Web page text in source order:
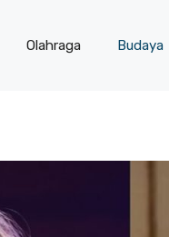
Olahraga Budaya